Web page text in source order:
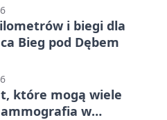
i biegi dla
Bieg pod Dębem
które mogą wiele
w